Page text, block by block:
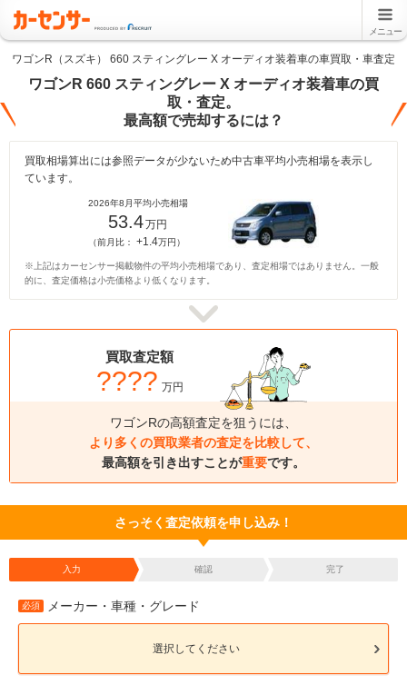
メニュー
ワゴンR（スズキ） 660 スティングレー X オーディオ装着車の車買取・車査定
ワゴンR 660 スティングレー X オーディオ装着車の買
取・査定。
最高額で売却するには？
買取相場算出には参照データが少ないため中古車平均小売相場を表示し
ています。
2026年8月平均小売相場
53.4万円
（前月比： +1.4万円）
※上記はカーセンサー掲載物件の平均小売相場であり、査定相場ではありません。一般
的に、査定価格は小売価格より低くなります。
買取査定額
???? 万円
ワゴンRの高額査定を狙うには、
より多くの買取業者の査定を比較して、
最高額を引き出すことが重要です。
さっそく査定依頼を申し込み！
入力 確認 完了
必須 メーカー・車種・グレード
選択してください